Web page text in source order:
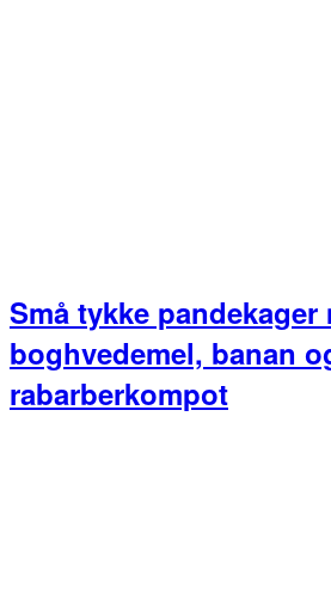
Små tykke pandekager
boghvedemel, banan
rabarberkompot